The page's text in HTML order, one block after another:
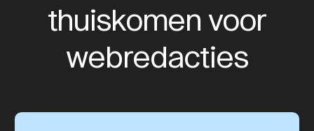
thuiskomen voor
webredacties